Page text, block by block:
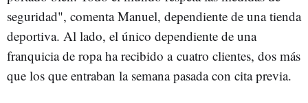
seguridad", comenta Manuel, dependiente de una tienda
deportiva. Al lado, el único dependiente de una
franquicia de ropa ha recibido a cuatro clientes, dos más
que los que entraban la semana pasada con cita previa.